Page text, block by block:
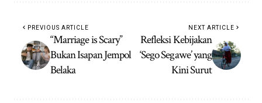
PREVIOUS ARTICLE
“Marriage is Scary”
Bukan Isapan Jempol
Belaka
NEXT ARTICLE
Refleksi Kebijakan
‘Sego Segawe’ yang
Kini Surut